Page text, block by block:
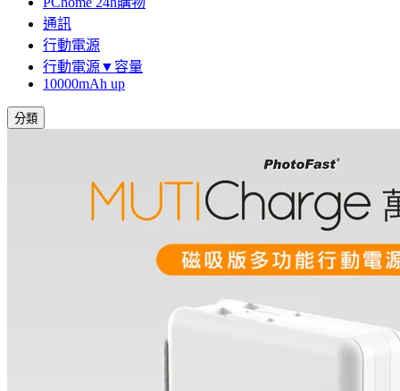
通訊
行動電源
行動電源▼容量
10000mAh up
分類